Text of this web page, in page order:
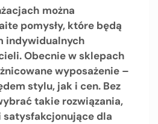
można
pomysły, które będą
indywidualnych
Obecnie w sklepach
wyposażenie –
stylu, jak i cen. Bez
takie rozwiązania,
satysfakcjonujące dla